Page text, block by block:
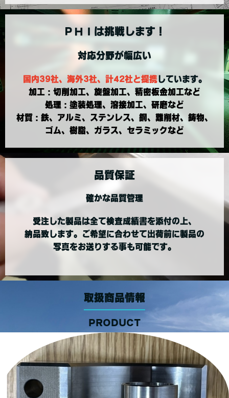
ＰＨＩは挑戦します！
対応分野が幅広い
国内39社、海外3社、計42社と提携しています。
加工：切削加工、旋盤加工、精密板金加工など
処理：塗装処理、溶接加工、研磨など
材質：鉄、アルミ、ステンレス、銅、難削材、鋳物、
ゴム、樹脂、ガラス、セラミックなど
品質保証
確かな品質管理
受注した製品は全て検査成績書を添付の上、
納品致します。ご希望に合わせて出荷前に製品の
写真をお送りする事も可能です。
取扱商品情報
PRODUCT